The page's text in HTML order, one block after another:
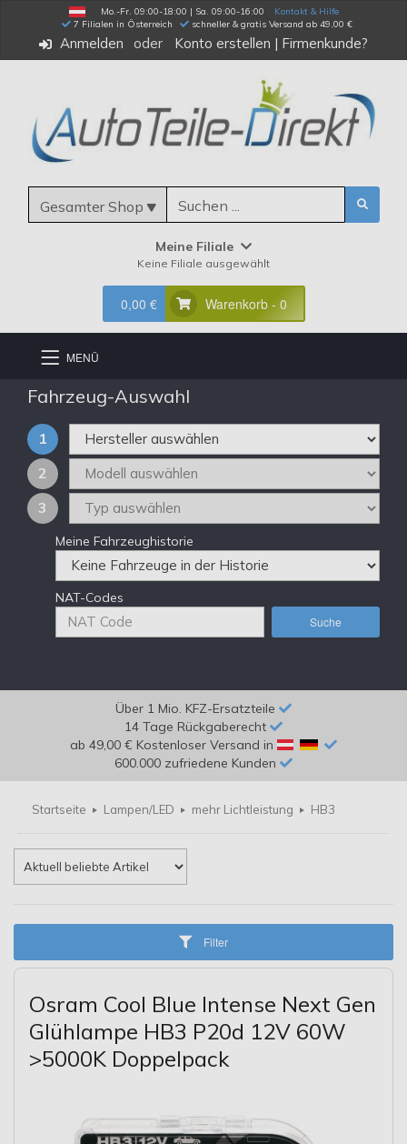
Mo.-Fr. 09:00-18:00 | Sa. 09:00-16:00
Kontakt & Hilfe
7 Filialen in Österreich
schneller & gratis Versand ab 49,00 €
Anmelden Konto erstellen | Firmenkunde?
Gesamter Shop
Meine Filiale
Keine Filiale ausgewählt
0,00 € Warenkorb - 0
MENÜ
Fahrzeug-Auswahl
1
2
3
Meine Fahrzeughistorie
NAT-Codes
Suche
Über 1 Mio. KFZ-Ersatzteile
14 Tage Rückgaberecht
ab 49,00 € Kostenloser Versand in
600.000 zufriedene Kunden
Startseite Lampen/LED mehr Lichtleistung HB3
Filter
Osram Cool Blue Intense Next Gen
Glühlampe HB3 P20d 12V 60W
>5000K Doppelpack